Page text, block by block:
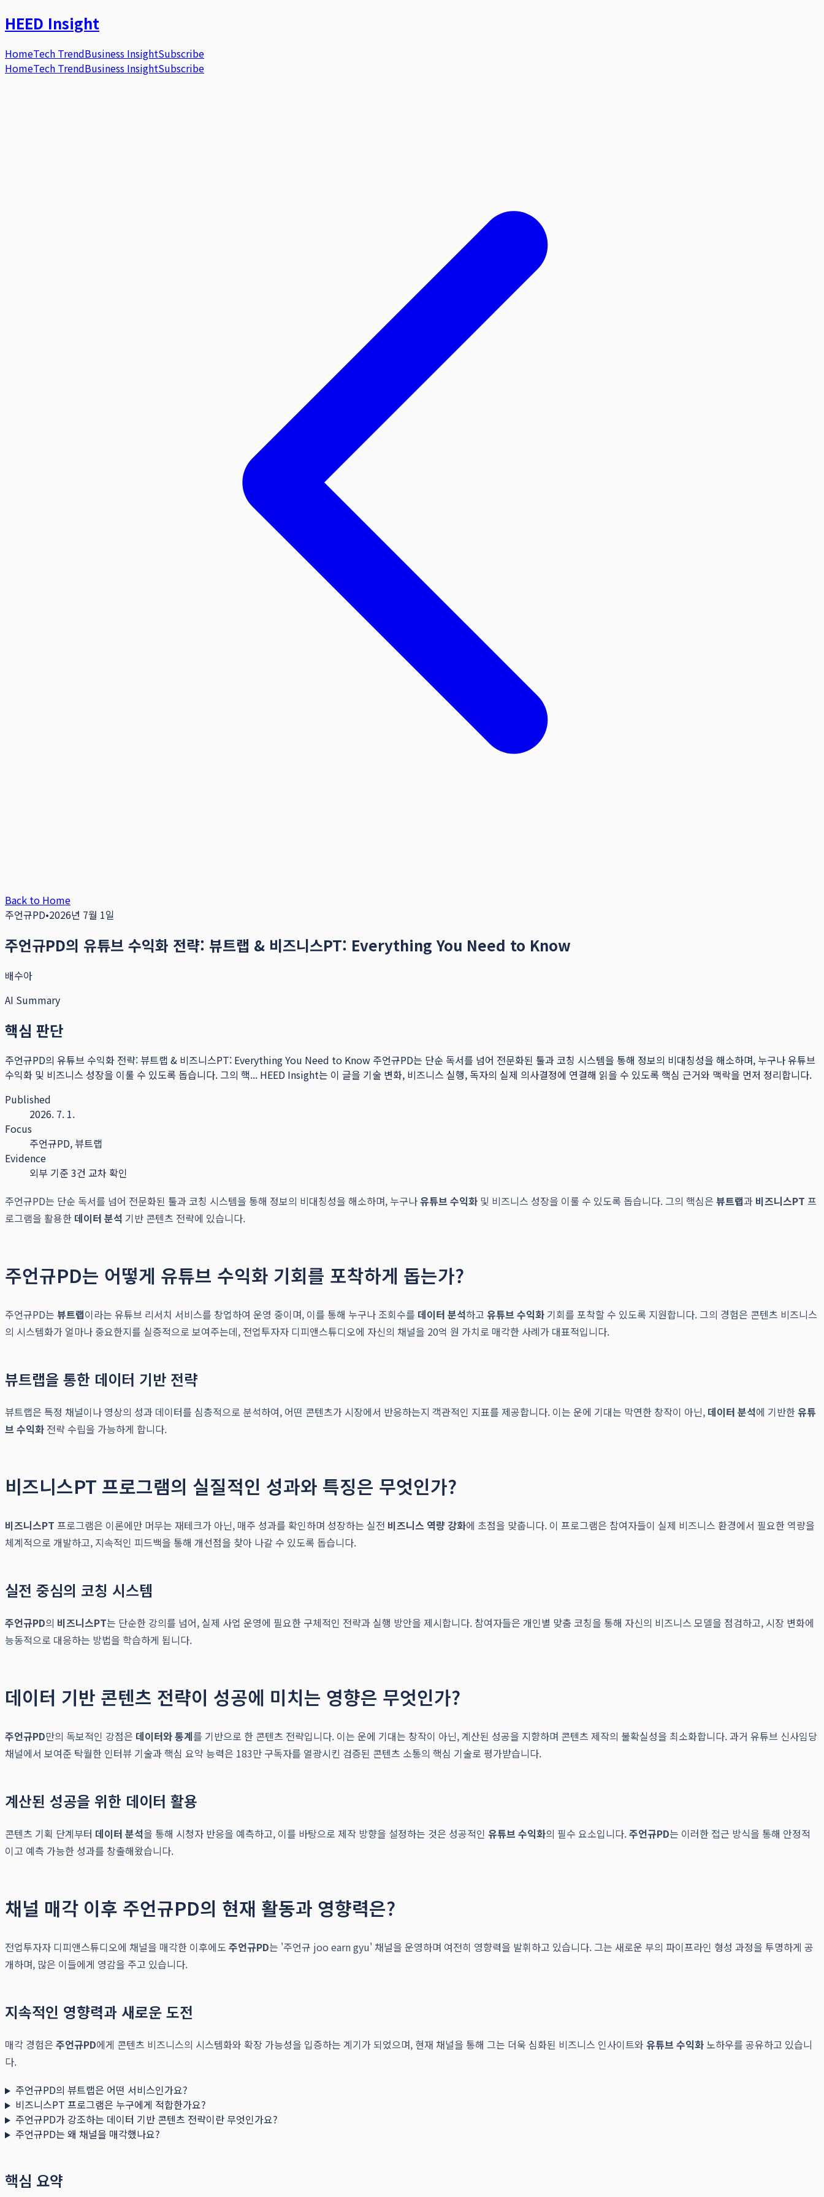
HEED Insight
HomeTech TrendBusiness InsightSubscribe
HomeTech TrendBusiness InsightSubscribe
Back to Home
주언규PD•2026년 7월 1일
주언규PD의 유튜브 수익화 전략: 뷰트랩 & 비즈니스PT: Everything You Need to Know
배수아
AI Summary
핵심 판단
주언규PD의 유튜브 수익화 전략: 뷰트랩 & 비즈니스PT: Everything You Need to Know 주언규PD는 단순 독서를 넘어 전문화된 툴과 코칭 시스템을 통해 정보의 비대칭성을 해소하며, 누구나 유튜브
수익화 및 비즈니스 성장을 이룰 수 있도록 돕습니다. 그의 핵... HEED Insight는 이 글을 기술 변화, 비즈니스 실행, 독자의 실제 의사결정에 연결해 읽을 수 있도록 핵심 근거와 맥락을 먼저 정리합니다.
Published
2026. 7. 1.
Focus
주언규PD, 뷰트랩
Evidence
외부 기준 3건 교차 확인
주언규PD는 단순 독서를 넘어 전문화된 툴과 코칭 시스템을 통해 정보의 비대칭성을 해소하며, 누구나유튜브 수익화 및 비즈니스 성장을 이룰 수 있도록 돕습니다. 그의 핵심은 뷰트랩과 비즈니스PT 프
로그램을 활용한 데이터 분석 기반 콘텐츠 전략에 있습니다.
주언규PD는 어떻게 유튜브 수익화 기회를 포착하게 돕는가?
주언규PD는 뷰트랩이라는 유튜브 리서치 서비스를 창업하여 운영 중이며, 이를 통해 누구나 조회수를 데이터 분석하고 유튜브 수익화 기회를 포착할 수 있도록 지원합니다. 그의 경험은 콘텐츠 비즈니스
의 시스템화가 얼마나 중요한지를 실증적으로 보여주는데, 전업투자자 디피앤스튜디오에 자신의 채널을 20억 원 가치로 매각한 사례가 대표적입니다.
뷰트랩을 통한 데이터 기반 전략
뷰트랩은 특정 채널이나 영상의 성과 데이터를 심층적으로 분석하여, 어떤 콘텐츠가 시장에서 반응하는지 객관적인 지표를 제공합니다. 이는 운에 기대는 막연한 창작이 아닌, 데이터 분석에 기반한유튜
브 수익화 전략 수립을 가능하게 합니다.
비즈니스PT 프로그램의 실질적인 성과와 특징은 무엇인가?
비즈니스PT 프로그램은 이론에만 머무는 재테크가 아닌, 매주 성과를 확인하며 성장하는 실전 비즈니스 역량 강화에 초점을 맞춥니다. 이 프로그램은 참여자들이 실제 비즈니스 환경에서 필요한 역량을
체계적으로 개발하고, 지속적인 피드백을 통해 개선점을 찾아 나갈 수 있도록 돕습니다.
실전 중심의 코칭 시스템
주언규PD의 비즈니스PT는 단순한 강의를 넘어, 실제 사업 운영에 필요한 구체적인 전략과 실행 방안을 제시합니다. 참여자들은 개인별 맞춤 코칭을 통해 자신의 비즈니스 모델을 점검하고, 시장 변화에
능동적으로 대응하는 방법을 학습하게 됩니다.
데이터 기반 콘텐츠 전략이 성공에 미치는 영향은 무엇인가?
주언규PD만의 독보적인 강점은 데이터와 통계를 기반으로 한 콘텐츠 전략입니다. 이는 운에 기대는 창작이 아닌, 계산된 성공을 지향하며 콘텐츠 제작의 불확실성을 최소화합니다. 과거 유튜브 신사임당
채널에서 보여준 탁월한 인터뷰 기술과 핵심 요약 능력은 183만 구독자를 열광시킨 검증된 콘텐츠 소통의 핵심 기술로 평가받습니다.
계산된 성공을 위한 데이터 활용
콘텐츠 기획 단계부터 데이터 분석을 통해 시청자 반응을 예측하고, 이를 바탕으로 제작 방향을 설정하는 것은 성공적인 유튜브 수익화의 필수 요소입니다.주언규PD는 이러한 접근 방식을 통해 안정적
이고 예측 가능한 성과를 창출해왔습니다.
채널 매각 이후 주언규PD의 현재 활동과 영향력은?
전업투자자 디피앤스튜디오에 채널을 매각한 이후에도 주언규PD는 '주언규 joo earn gyu' 채널을 운영하며 여전히 영향력을 발휘하고 있습니다. 그는 새로운 부의 파이프라인 형성 과정을 투명하게 공
개하며, 많은 이들에게 영감을 주고 있습니다.
지속적인 영향력과 새로운 도전
매각 경험은 주언규PD에게 콘텐츠 비즈니스의 시스템화와 확장 가능성을 입증하는 계기가 되었으며, 현재 채널을 통해 그는 더욱 심화된 비즈니스 인사이트와 유튜브 수익화 노하우를 공유하고 있습니
다.
주언규PD의 뷰트랩은 어떤 서비스인가요?
비즈니스PT 프로그램은 누구에게 적합한가요?
주언규PD가 강조하는 데이터 기반 콘텐츠 전략이란 무엇인가요?
주언규PD는 왜 채널을 매각했나요?
핵심 요약